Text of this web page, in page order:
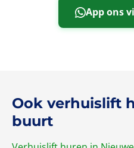
App ons
Ook verhuislift
buurt